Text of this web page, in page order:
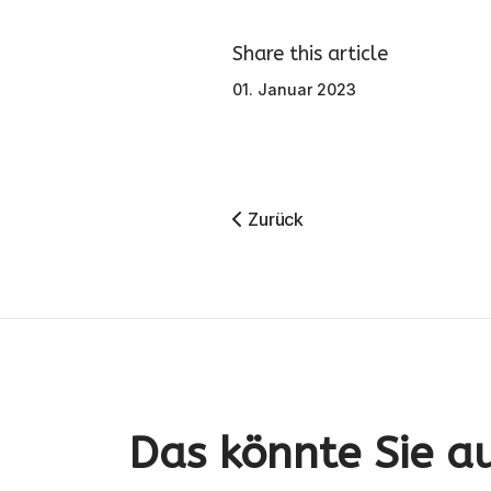
Share this article
01. Januar 2023
Vorheriger Beitrag:
Zurück
Das könnte Sie